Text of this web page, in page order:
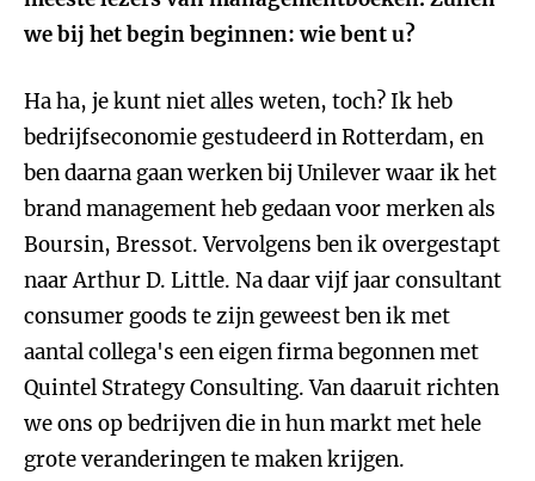
we bij het begin beginnen: wie bent u?
Ha ha, je kunt niet alles weten, toch? Ik heb
bedrijfseconomie gestudeerd in Rotterdam, en
ben daarna gaan werken bij Unilever waar ik het
brand management heb gedaan voor merken als
Boursin, Bressot. Vervolgens ben ik overgestapt
naar Arthur D. Little. Na daar vijf jaar consultant
consumer goods te zijn geweest ben ik met
aantal collega's een eigen firma begonnen met
Quintel Strategy Consulting. Van daaruit richten
we ons op bedrijven die in hun markt met hele
grote veranderingen te maken krijgen.